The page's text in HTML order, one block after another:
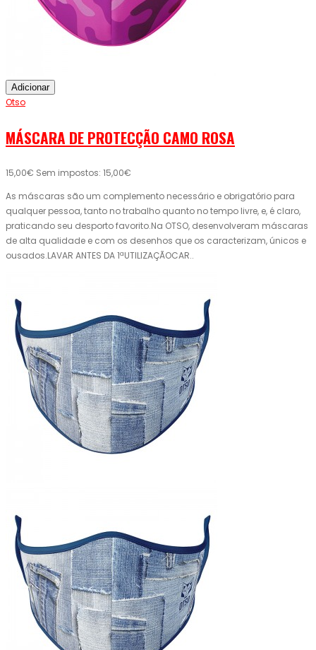
Adicionar
Otso
MÁSCARA DE PROTECÇÃO CAMO ROSA
15,00€ Sem impostos: 15,00€
As máscaras são um complemento necessário e obrigatório para
qualquer pessoa, tanto no trabalho quanto no tempo livre, e, é claro,
praticando seu desporto favorito.Na OTSO, desenvolveram máscaras
de alta qualidade e com os desenhos que os caracterizam, únicos e
ousados.LAVAR ANTES DA 1ªUTILIZAÇÃOCAR..